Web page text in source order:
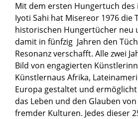
Mit dem ersten Hungertuch
Iyoti Sahi hat Misereor 1976 die
historischen Hungertücher neu
damit in fünfzig Jahren den
Resonanz verschafft. Alle zwei
Bild von engagierten
Künstlernaus Afrika,
Europa gestaltet und
das Leben und den Glauben
fremder Kulturen. Jedes dieser